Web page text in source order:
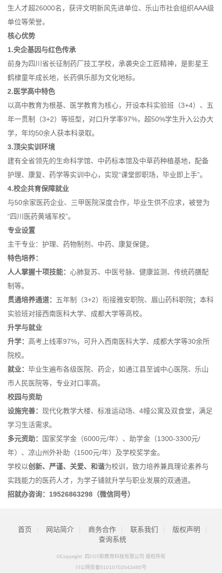
生人才超26000名，获评文明新风先进单位、乐山市社会组织AAA级
单位等荣誉。
核心优势
1.央企基因与红色传承
前身为四川省长征制药厂技工学校，承袭央企工匠精神，是影星王
鹤棣童年成长地，长药俱乐部为文化地标。
2.医学高中特色
以高中教育为根基、医学教育为核心，开设本科实验班（3+4）、五
年一贯制（3+2）等班型，对口升学率97%，超50%学生升入公办大
学，年均50余人获本科录取。
3.顶尖实训环境
建有全省领先的生命科学馆、中药标本馆及中草药种植基地，配备
护理、康复、药学等实训中心，实现“课堂即职场，毕业即上手”。
4.校企共育保障就业
与50余家医药企业、三甲医院深度合作，毕业生供不应求，被誉为
“四川医药黄埔军校”。
专业设置
主干专业：护理、药物制剂、中药、康复保健。
特色培养：
人人掌握十项技能： 心肺复苏、中医号脉、健康监测、传统药膳配
制等。
贯通培养通道： 五年制（3+2）衔接雅安职院、眉山药科职院；本科
实验班对接西南医科大学、成都大学等高校。
升学与就业
升学： 高考上线率97%，可升入西南医科大学、成都大学等30余所
院校。
就业： 毕业生遍布各级医院、药企，如通江县至诚中心医院、乐山
市人民医院等，专业对口率高。
校园与资助
设施完善： 现代化教学大楼、标准运动场、4幢公寓及双食堂，满足
学习生活需求。
多元资助：
国家奖学金（6000元/年）、助学金（1300-3300元/
年）、凉山州外补助（1500元/年）及学校奖学金。
学校以创新、严谨、关爱、和谐为校训，致力培养兼具理论素养与
实践能力的医药人才，为学子铺就升学与职业发展的双通道。
招就办咨询：19526863298（微信同号）
首页 网站简介 商务合作 联系我们 版权声明
查询系统
©Copyright 四川川职教育科技有限公司 版权所有
川公网安备51010702043495号